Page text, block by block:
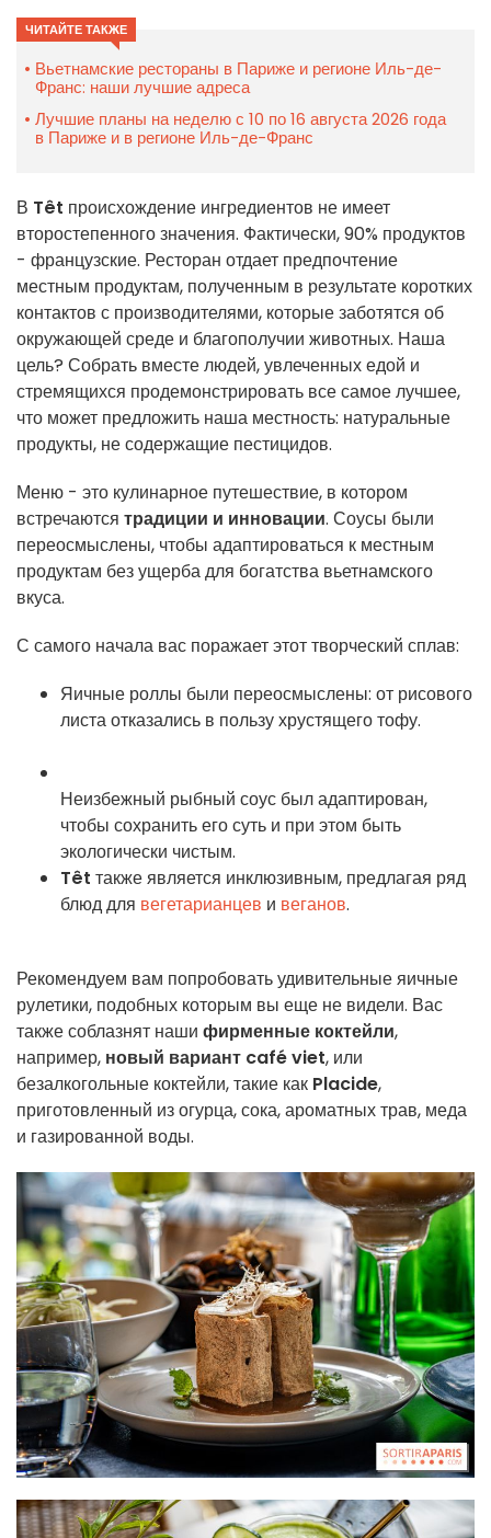
ЧИТАЙТЕ ТАКЖЕ
Вьетнамские рестораны в Париже и регионе Иль-де-
Франс: наши лучшие адреса
Лучшие планы на неделю с 10 по 16 августа 2026 года
в Париже и в регионе Иль-де-Франс
В Têt происхождение ингредиентов не имеет
второстепенного значения. Фактически, 90% продуктов
- французские. Ресторан отдает предпочтение
местным продуктам, полученным в результате коротких
контактов с производителями, которые заботятся об
окружающей среде и благополучии животных. Наша
цель? Собрать вместе людей, увлеченных едой и
стремящихся продемонстрировать все самое лучшее,
что может предложить наша местность: натуральные
продукты, не содержащие пестицидов.
Меню - это кулинарное путешествие, в котором
встречаются традиции и инновации. Соусы были
переосмыслены, чтобы адаптироваться к местным
продуктам без ущерба для богатства вьетнамского
вкуса.
С самого начала вас поражает этот творческий сплав:
Яичные роллы были переосмыслены: от рисового
листа отказались в пользу хрустящего тофу.
Неизбежный рыбный соус был адаптирован,
чтобы сохранить его суть и при этом быть
экологически чистым.
Têt также является инклюзивным, предлагая ряд
блюд для вегетарианцев и веганов.
Рекомендуем вам попробовать удивительные яичные
рулетики, подобных которым вы еще не видели. Вас
также соблазнят наши фирменные коктейли,
например, новый вариант café viet, или
безалкогольные коктейли, такие как Placide,
приготовленный из огурца, сока, ароматных трав, меда
и газированной воды.